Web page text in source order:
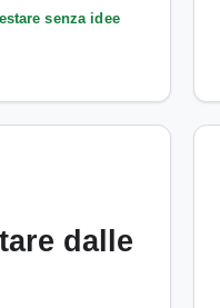
senza idee
dalle